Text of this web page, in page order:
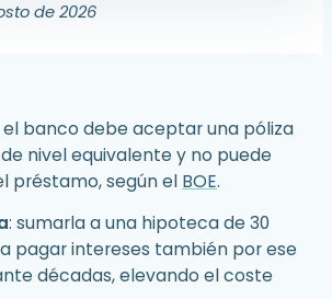
de 2026
el banco debe aceptar una póliza
nivel equivalente y no puede
préstamo, según el BOE.
: sumarla a una hipoteca de 30
pagar intereses también por ese
décadas, elevando el coste